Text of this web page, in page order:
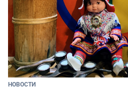
НОВОСТИ